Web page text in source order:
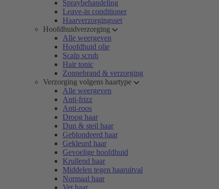
Spraybehandeling
Leave-in conditioner
Haarverzorgingsset
Hoofdhuidverzorging
Alle weergeven
Hoofdhuid olie
Scalp scrub
Hair tonic
Zonnebrand & verzorging
Verzorging volgens haartype
Alle weergeven
Anti-frizz
Anti-roos
Droog haar
Dun & steil haar
Geblondeerd haar
Gekleurd haar
Gevoelige hoofdhuid
Krullend haar
Middelen tegen haaruitval
Normaal haar
Vet haar